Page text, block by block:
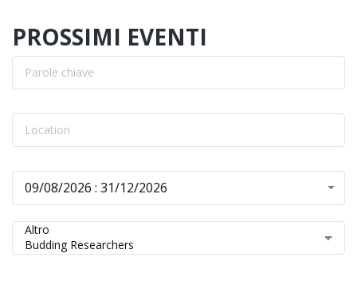
PROSSIMI EVENTI
09/08/2026 : 31/12/2026